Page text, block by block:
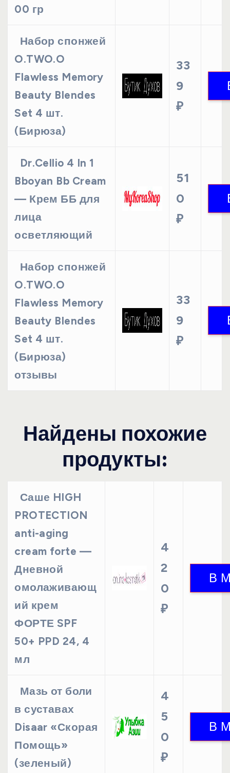
00 гр
Набор спонжей
O.TWO.O
Flawless Memory
Beauty Blendes
Set 4 шт.
(Бирюза)
33
9
₽
Dr.Cellio 4 In 1
Bboyan Bb Cream
— Крем ББ для
лица
осветляющий
51
0
₽
Набор спонжей
O.TWO.O
Flawless Memory
Beauty Blendes
Set 4 шт.
(Бирюза)
отзывы
33
9
₽
Найдены похожие
продукты:
Саше HIGH
PROTECTION
anti-aging
cream forte —
Дневной
омолаживающ
ий крем
ФОРТЕ SPF
50+ PPD 24, 4
мл
4
2
0
₽
Мазь от боли
в суставах
Disaar «Скорая
Помощь»
(зеленый)
4
5
0
₽